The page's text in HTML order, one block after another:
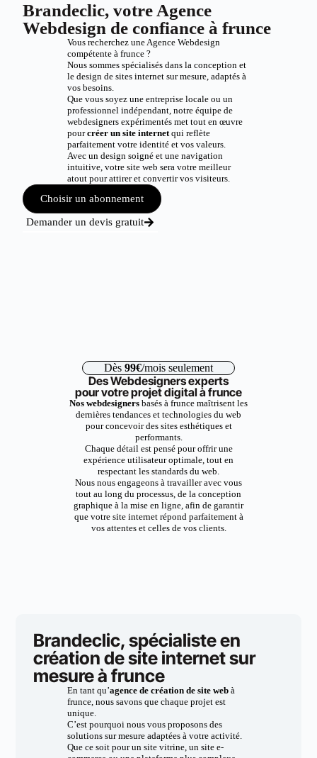
Brandeclic, votre Agence
Webdesign de confiance à frunce
Vous recherchez une Agence Webdesign
compétente à frunce ?
Nous sommes spécialisés dans la conception et
le design de sites internet sur mesure, adaptés à
vos besoins.
Que vous soyez une entreprise locale ou un
professionnel indépendant, notre équipe de
webdesigners expérimentés met tout en œuvre
pourcréer un site internetqui reflète
parfaitement votre identité et vos valeurs.
Avec un design soigné et une navigation
intuitive, votre site web sera votre meilleur
atout pour attirer et convertir vos visiteurs.
Choisir un abonnement
Demander un devis gratuit
Dès 99€/mois seulement
Des Webdesigners experts
pour votre projet digital à frunce
Nos webdesigners basés à frunce maîtrisent les
dernières tendances et technologies du web
pour concevoir des sites esthétiques et
performants.
Chaque détail est pensé pour offrir une
expérience utilisateur optimale, tout en
respectant les standards du web.
Nous nous engageons à travailler avec vous
tout au long du processus, de la conception
graphique à la mise en ligne, afin de garantir
que votre site internet répond parfaitement à
vos attentes et celles de vos clients.
Brandeclic, spécialiste en
création de site internet sur
mesure à frunce
En tant qu’agence de création de site webà
frunce, nous savons que chaque projet est
unique.
C’est pourquoi nous vous proposons des
solutions sur mesure adaptées à votre activité.
Que ce soit pour un site vitrine, un site e-